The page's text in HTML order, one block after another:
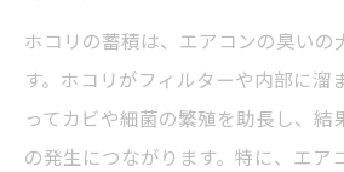
ホコリの蓄積は、エアコンの臭いの
す。ホコリがフィルターや内部に溜
ってカビや細菌の繁殖を助長し、結
の発生につながります。特に、エア